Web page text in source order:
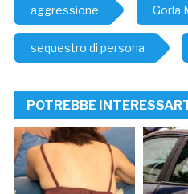
aggressione Gorla
sequestro di persona
POTREBBE